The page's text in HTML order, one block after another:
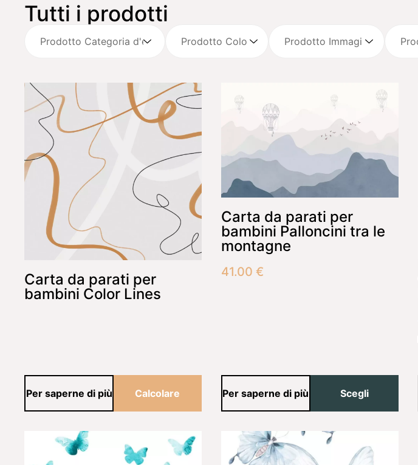
Tutti i prodotti
Carta da parati per
bambini Color Lines
Per saperne di più Calcolare
Carta da parati per
bambini Palloncini tra le
montagne
41.00€
Per saperne di più Scegli